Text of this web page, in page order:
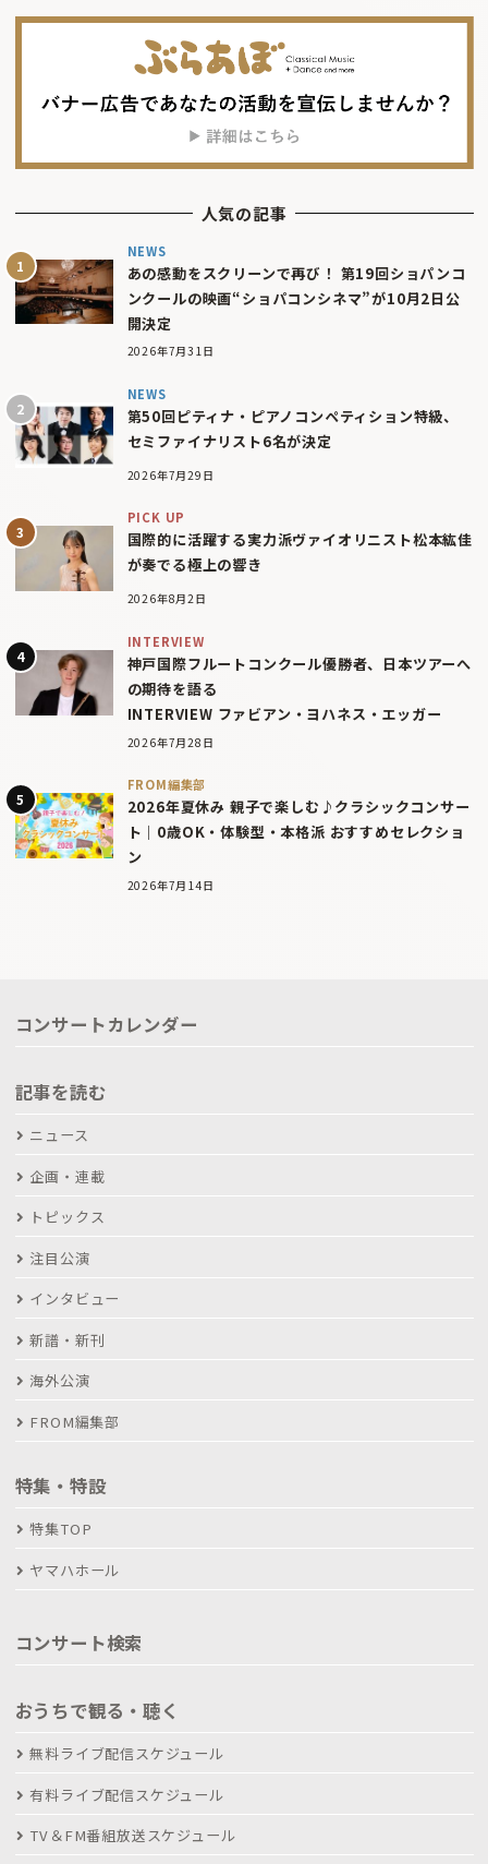
人気の記事
NEWS
あの感動をスクリーンで再び！ 第19回ショパンコ
ンクールの映画“ショパコンシネマ”が10月2日公
開決定
2026年7月31日
NEWS
第50回ピティナ・ピアノコンペティション特級、
セミファイナリスト6名が決定
2026年7月29日
PICK UP
国際的に活躍する実力派ヴァイオリニスト松本紘佳
が奏でる極上の響き
2026年8月2日
INTERVIEW
神戸国際フルートコンクール優勝者、日本ツアーへ
の期待を語る
INTERVIEW ファビアン・ヨハネス・エッガー
2026年7月28日
FROM編集部
2026年夏休み 親子で楽しむ♪クラシックコンサー
ト｜0歳OK・体験型・本格派 おすすめセレクショ
ン
2026年7月14日
コンサートカレンダー
記事を読む
ニュース
企画・連載
トピックス
注目公演
インタビュー
新譜・新刊
海外公演
FROM編集部
特集・特設
特集TOP
ヤマハホール
コンサート検索
おうちで観る・聴く
無料ライブ配信スケジュール
有料ライブ配信スケジュール
TV＆FM番組放送スケジュール